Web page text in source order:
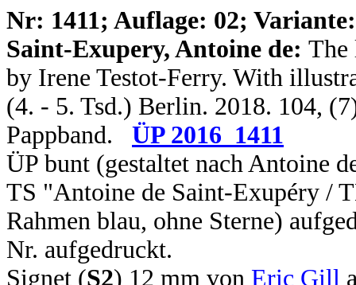
Nr: 1411; Auflage: 02;
Saint-Exupery, Antoine de: The
by Irene Testot-Ferry. With
(4. - 5. Tsd.) Berlin. 2018. 104,
Pappband.
ÜP 2016_1411
ÜP bunt (gestaltet nach Antoine
TS "Antoine de Saint-Exupéry /
Rahmen blau, ohne Sterne)
Nr. aufgedruckt.
Signet (S2) 12 mm von Eric Gill